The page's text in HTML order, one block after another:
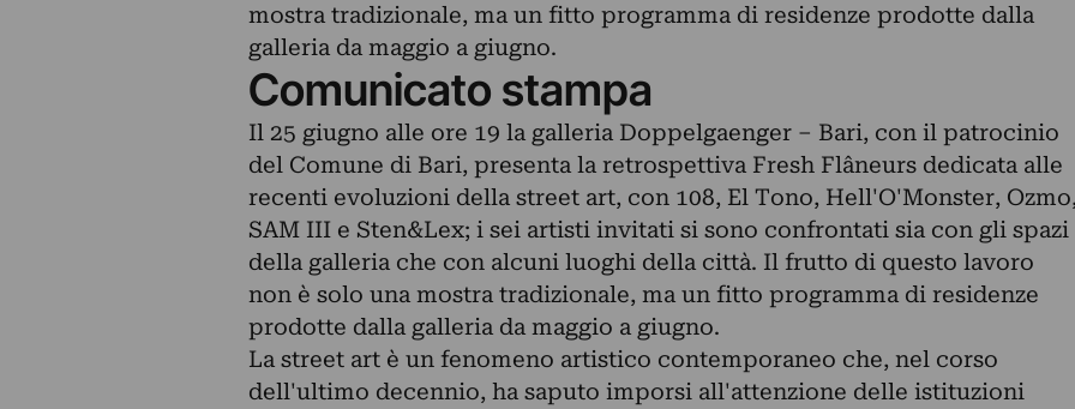
mostra tradizionale, ma un fitto programma di residenze prodotte dalla
galleria da maggio a giugno.
Comunicato stampa
Il 25 giugno alle ore 19 la galleria Doppelgaenger – Bari, con il patrocinio
del Comune di Bari, presenta la retrospettiva Fresh Flâneurs dedicata alle
recenti evoluzioni della street art, con 108, El Tono, Hell'O'Monster,
SAM III e Sten&Lex; i sei artisti invitati si sono confrontati sia con gli spazi
della galleria che con alcuni luoghi della città. Il frutto di questo lavoro
non è solo una mostra tradizionale, ma un fitto programma di residenze
prodotte dalla galleria da maggio a giugno.
La street art è un fenomeno artistico contemporaneo che, nel corso
dell'ultimo decennio, ha saputo imporsi all'attenzione delle istituzioni